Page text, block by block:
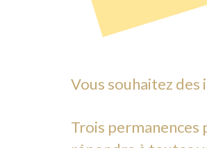
Vous souhaitez
Trois permanences